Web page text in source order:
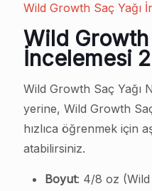
Wild Growth Saç Yağı
Wild Growth
İncelemesi
Wild Growth Saç Yağı
yerine, Wild Growth Saç
hızlıca öğrenmek için
atabilirsiniz.
Boyut: 4/8 oz (Wild